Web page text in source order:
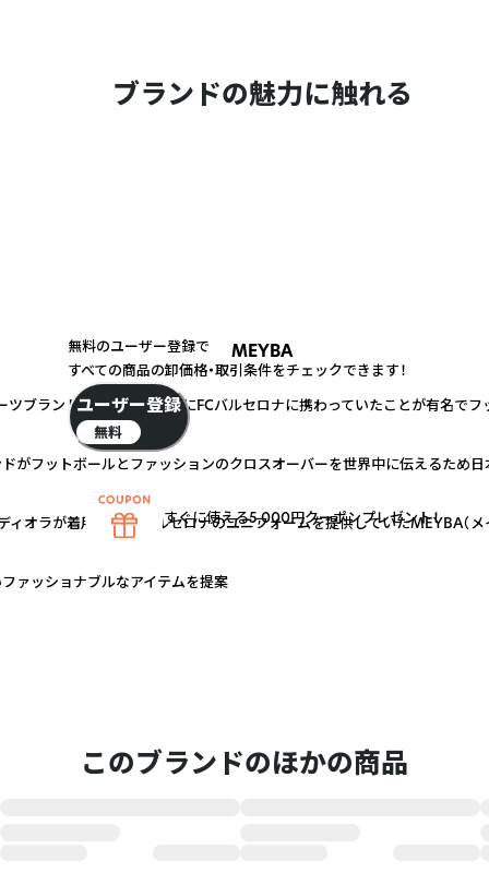
ブランドの魅力に触れる
MEYBA
ブランド。 82年から92年にFCバルセロナに携わっていたことが有名でフ
がフットボールとファッションのクロスオーバーを世界中に伝えるため日
ィオラが着用したFCバルセロナのユニフォームを提供していたMEYBA（
ァッショナブルなアイテムを提案
このブランドのほかの商品
無料のユーザー登録で
すべての商品の卸価格・取引条件をチェックできます！
ユーザー登録
無料
すぐに使える5,000円クーポンプレゼント！